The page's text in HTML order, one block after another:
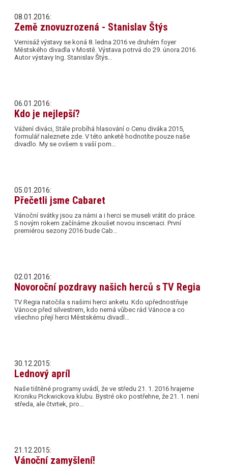
08.01.2016:
Země znovuzrozená - Stanislav Štýs
Vernisáž výstavy se koná 8. ledna 2016 ve druhém foyer
Městského divadla v Mostě. Výstava potrvá do 29. února 2016.
Autor výstavy Ing. Stanislav Štýs…
06.01.2016:
Kdo je nejlepší?
Vážení diváci, Stále probíhá hlasování o Cenu diváka 2015,
formulář naleznete zde. V této anketě hodnotíte pouze naše
divadlo. My se ovšem s vaší pom…
05.01.2016:
Přečetli jsme Cabaret
Vánoční svátky jsou za námi a i herci se museli vrátit do práce.
S novým rokem začínáme zkoušet novou inscenaci. První
premiérou sezony 2016 bude Cab…
02.01.2016:
Novoroční pozdravy našich herců s TV Regia
TV Regia natočila s našimi herci anketu. Kdo upřednostňuje
Vánoce před silvestrem, kdo nemá vůbec rád Vánoce a co
všechno přejí herci Městskému divadl…
30.12.2015:
Lednový apríl
Naše tištěné programy uvádí, že ve středu 21. 1. 2016 hrajeme
Kroniku Pickwickova klubu. Bystré oko postřehne, že 21. 1. není
středa, ale čtvrtek, pro…
21.12.2015:
Vánoční zamyšlení!